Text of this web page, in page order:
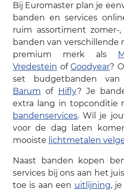
Bij Euromaster plan je
banden en services
ruim assortiment zomer-
banden van verschillende
premium merk als
Vredestein ofGoodyear?
set budgetbanden van
Barum of Hifly? Je
extra lang in topconditie
bandenservices. Wil je
voor de dag laten
mooiste lichtmetalen
Naast banden kopen
services bij ons aan het
toe is aan een uitlijning, je